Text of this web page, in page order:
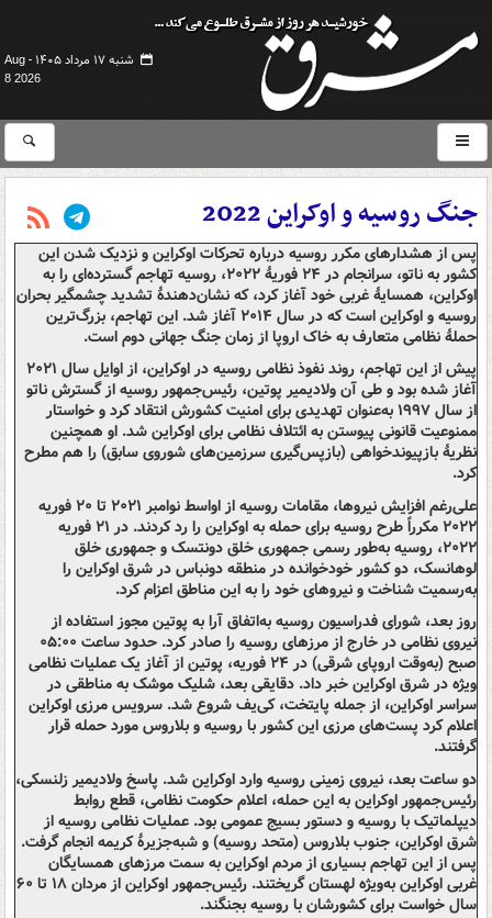
شنبه ۱۷ مرداد ۱۴۰۵ -
Aug
8 2026
جنگ روسیه و اوکراین 2022
پس از هشدارهای مکرر روسیه درباره تحرکات اوکراین و نزدیک شدن این
کشور به ناتو، سرانجام در ۲۴ فوریهٔ ۲۰۲۲، روسیه تهاجم گسترده‌ای را به
اوکراین، همسایهٔ غربی خود آغاز کرد، که نشان‌دهندهٔ تشدید چشمگیر بحران
روسیه و اوکراین است که در سال ۲۰۱۴ آغاز شد. این تهاجم، بزرگ‌ترین
حملهٔ نظامی متعارف به خاک اروپا از زمان جنگ جهانی دوم است.
پیش از این تهاجم، روند نفوذ نظامی روسیه در اوکراین، از اوایل سال ۲۰۲۱
آغاز شده بود و طی آن ولادیمیر پوتین، رئیس‌جمهور روسیه از گسترش ناتو
از سال ۱۹۹۷ به‌عنوان تهدیدی برای امنیت کشورش انتقاد کرد و خواستار
ممنوعیت قانونی پیوستن به ائتلاف نظامی برای اوکراین شد. او همچنین
نظریهٔ بازپیوندخواهی (بازپس‌گیری سرزمین‌های شوروی سابق) را هم مطرح
کرد.
علی‌رغم افزایش نیروها، مقامات روسیه از اواسط نوامبر ۲۰۲۱ تا ۲۰ فوریه
۲۰۲۲ مکرراً طرح روسیه برای حمله به اوکراین را رد کردند. در ۲۱ فوریه
۲۰۲۲، روسیه به‌طور رسمی جمهوری خلق دونتسک و جمهوری خلق
لوهانسک، دو کشور خودخوانده در منطقه دونباس در شرق اوکراین را
به‌رسمیت شناخت و نیروهای خود را به این مناطق اعزام کرد.
روز بعد، شورای فدراسیون روسیه به‌اتفاق آرا به پوتین مجوز استفاده از
نیروی نظامی در خارج از مرزهای روسیه را صادر کرد. حدود ساعت ۰۵:۰۰
صبح (به‌وقت اروپای شرقی) در ۲۴ فوریه، پوتین از آغاز یک عملیات نظامی
ویژه در شرق اوکراین خبر داد. دقایقی بعد، شلیک موشک به مناطقی در
سراسر اوکراین، از جمله پایتخت، کی‌یف شروع شد. سرویس مرزی اوکراین
اعلام کرد پست‌های مرزی این کشور با روسیه و بلاروس مورد حمله قرار
گرفتند.
دو ساعت بعد، نیروی زمینی روسیه وارد اوکراین شد. پاسخ ولادیمیر زلنسکی،
رئیس‌جمهور اوکراین به این حمله، اعلام حکومت نظامی، قطع روابط
دیپلماتیک با روسیه و دستور بسیج عمومی بود. عملیات نظامی روسیه از
شرق اوکراین، جنوب بلاروس (متحد روسیه) و شبه‌جزیرهٔ کریمه انجام گرفت.
پس از این تهاجم بسیاری از مردم اوکراین به سمت مرزهای همسایگان
غربی اوکراین به‌ویژه لهستان گریختند. رئیس‌جمهور اوکراین از مردان ۱۸ تا ۶۰
سال خواست برای کشورشان با روسیه بجنگند.